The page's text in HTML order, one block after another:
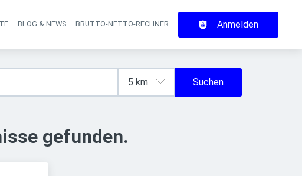
BLOG & NEWS BRUTTO-NETTO-RECHNER Anmelden
Suchen
gefunden.